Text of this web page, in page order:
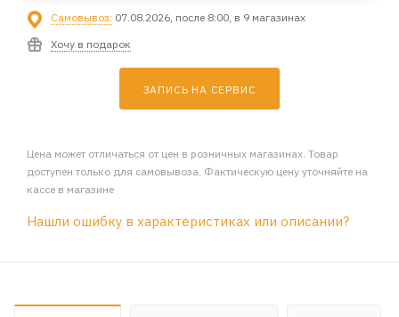
Самовывоз: 07.08.2026, после 8:00, в 9 магазинах
Хочу в подарок
ЗАПИСЬ НА СЕРВИС
Цена может отличаться от цен в розничных магазинах. Товар
доступен только для самовывоза. Фактическую цену уточняйте на
кассе в магазине
Нашли ошибку в характеристиках или описании?